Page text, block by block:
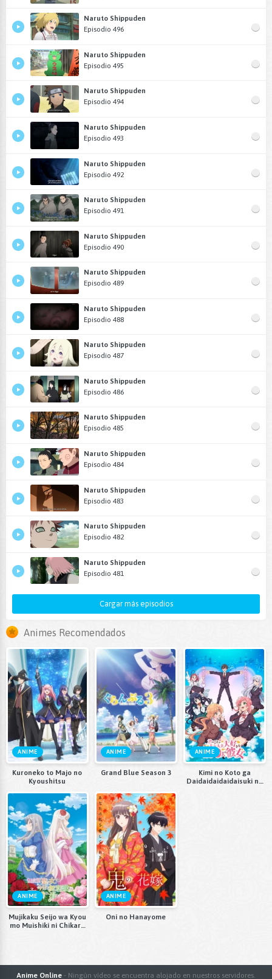
Naruto Shippuden
Episodio 496
Naruto Shippuden
Episodio 495
Naruto Shippuden
Episodio 494
Naruto Shippuden
Episodio 493
Naruto Shippuden
Episodio 492
Naruto Shippuden
Episodio 491
Naruto Shippuden
Episodio 490
Naruto Shippuden
Episodio 489
Naruto Shippuden
Episodio 488
Naruto Shippuden
Episodio 487
Naruto Shippuden
Episodio 486
Naruto Shippuden
Episodio 485
Naruto Shippuden
Episodio 484
Naruto Shippuden
Episodio 483
Naruto Shippuden
Episodio 482
Naruto Shippuden
Episodio 481
Cargar más episodios
Animes Recomendados
ANIME
Kuroneko to Majo no
Kyoushitsu
ANIME
Grand Blue Season 3
ANIME
Kimi no Koto ga
Daidaidaidaidaisuki na
ANIME
Mujikaku Seijo wa Kyou
mo Muishiki ni Chikara
ANIME
Oni no Hanayome
Anime Online - Ningún vídeo se encuentra alojado en nuestros servidores.